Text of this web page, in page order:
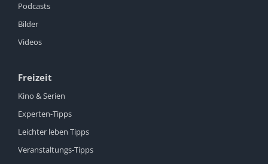
Podcasts
Bilder
Videos
Freizeit
Kino & Serien
Experten-Tipps
Leichter leben Tipps
Veranstaltungs-Tipps